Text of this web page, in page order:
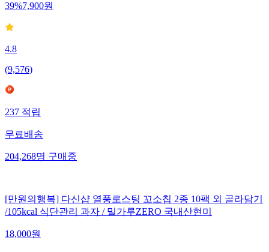
39%7,900원
4.8
(9,576)
237 적립
무료배송
204,268명 구매중
[만원의행복] 다신샵 열풍로스팅 꼬소칩 2종 10팩 외 골라담기
/105kcal 식단관리 과자 / 밀가루ZERO 국내산현미
18,000원